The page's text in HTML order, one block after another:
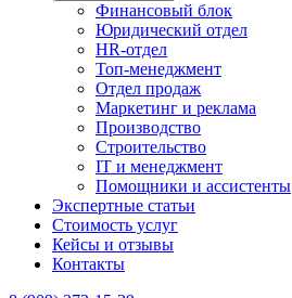
Финансовый блок
Юридический отдел
HR-отдел
Топ-менеджмент
Отдел продаж
Маркетинг и реклама
Производство
Строительство
IT и менеджмент
Помощники и ассистенты
Экспертные статьи
Стоимость услуг
Кейсы и отзывы
Контакты